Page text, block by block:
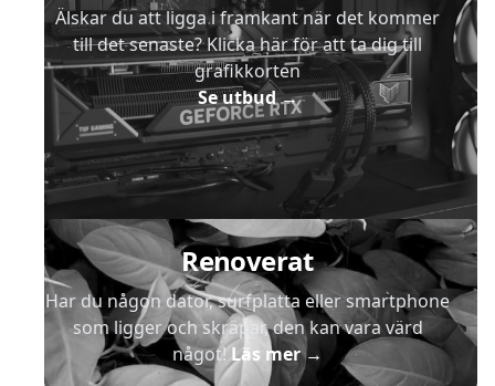
Älskar du att ligga i framkant när det kommer
till det senaste? Klicka här för att ta dig till
grafikkorten
Se utbud→
Renoverat
Har du någon dator, surfplatta eller smartphone
som ligger och skräpar, den kan vara värd
något!Läs mer→